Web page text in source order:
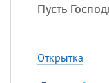
Пусть
Открытка